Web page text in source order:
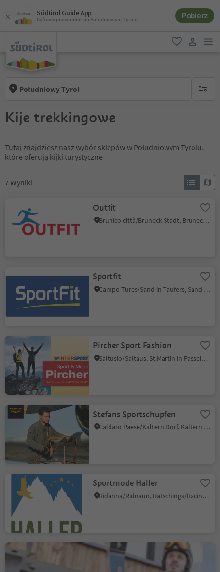
Südtirol Guide App
Cyfrowy przewodnik po Południowym Tyrolu Pobierz
ulubione
Południowy Tyrol brak
Kije trekkingowe
Tutaj znajdziesz nasz wybór sklepów w Południowym Tyrolu,
które oferują kijki turystyczne
7 Wyniki
Outfit
Brunico città/Bruneck Stadt, Bruneck/Brunico, Dolomites Region Kronplatz/Plan de Corones
Sportfit
Campo Tures/Sand in Taufers, Sand in Taufers/Campo Tures, Ahrntal/Valle Aurina
Pircher Sport Fashion
Saltusio/Saltaus, St.Martin in Passeier/San Martino in Passiria, Meran/Merano and environs
Stefans Sportschupfen
Caldaro Paese/Kaltern Dorf, Kaltern an der Weinstraße/Caldaro sulla Strada del Vino, Alto Adige Wine Road
Sportmode Haller
Ridanna/Ridnaun, Ratschings/Racines, Sterzing/Vipiteno and environs
Maciaconi Sport